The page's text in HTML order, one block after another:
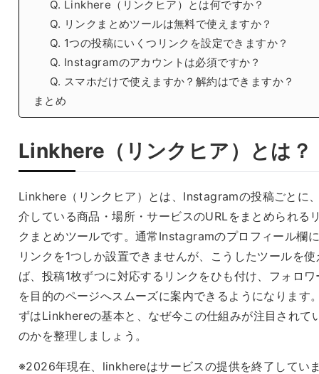
Q. Linkhere（リンクヒア）とは何ですか？
Q. リンクまとめツールは無料で使えますか？
Q. 1つの投稿にいくつリンクを設定できますか？
Q. Instagramのアカウントは必須ですか？
Q. スマホだけで使えますか？解約はできますか？
まとめ
Linkhere（リンクヒア）とは？
Linkhere（リンクヒア）とは、Instagramの投稿ごとに
介している商品・場所・サービスのURLをまとめられる
クまとめツールです。通常Instagramのプロフィール欄
リンクを1つしか設置できませんが、こうしたツールを使
ば、投稿1枚ずつに対応するリンクをひも付け、フォロワ
を目的のページへスムーズに案内できるようになります
ずはLinkhereの基本と、なぜ今この仕組みが注目されて
のかを整理しましょう。
※2026年現在、linkhereはサービスの提供を終了してい